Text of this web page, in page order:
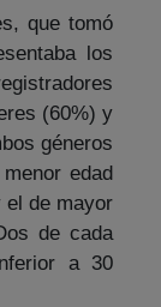
que tomó
los
(60%) y
géneros
edad
el de mayor
de cada
a 30